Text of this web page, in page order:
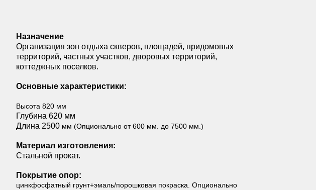
Назначение
Организация зон отдыха скверов, площадей, придомовых
территорий, частных участков, дворовых территорий,
коттеджных поселков.
Основные характеристики:
Высота 820 мм
Глубина 620 мм
Длина 2500 мм (Опционально от 600 мм. до 7500 мм.)
Материал изготовления:
Стальной прокат.
Покрытие опор:
цинкфосфатный грунт+эмаль/порошковая покраска. Опционально